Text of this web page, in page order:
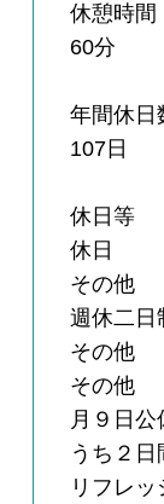
休憩時間
60分
年間休日
107日
休日等
休日
その他
週休二日
その他
その他
月９日
うち２
リフレ